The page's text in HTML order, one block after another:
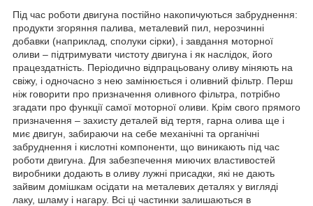
Під час роботи двигуна постійно накопичуються забруднення:
продукти згоряння палива, металевий пил, нерозчинні
добавки (наприклад, сполуки сірки), і завдання моторної
оливи – підтримувати чистоту двигуна і як наслідок, його
працездатність. Періодично відпрацьовану оливу міняють на
свіжу, і одночасно з нею замінюється і оливний фільтр. Перш
ніж говорити про призначення оливного фільтра, потрібно
згадати про функції самої моторної оливи. Крім свого прямого
призначення – захисту деталей від тертя, гарна олива ще і
миє двигун, забираючи на себе механічні та органічні
забруднення і кислотні компоненти, що виникають під час
роботи двигуна. Для забезпечення миючих властивостей
виробники додають в оливу лужні присадки, які не дають
зайвим домішкам осідати на металевих деталях у вигляді
лаку, шламу і нагару. Всі ці частинки залишаються в